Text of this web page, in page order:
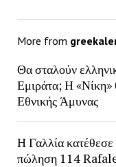
More from
Θα σταλούν
Εμιράτα; Η «Νίκη»
Εθνικής Άμυνας
Η Γαλλία κατέθεσε
πώληση 114